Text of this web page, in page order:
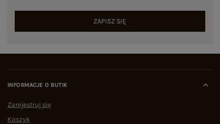
ZAPISZ SIĘ
INFORMACJE O BUTIK
Zarejestruj się
Koszyk